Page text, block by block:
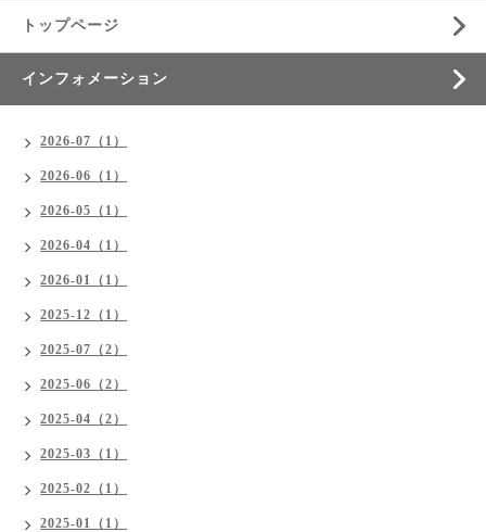
トップページ
インフォメーション
2026-07（1）
2026-06（1）
2026-05（1）
2026-04（1）
2026-01（1）
2025-12（1）
2025-07（2）
2025-06（2）
2025-04（2）
2025-03（1）
2025-02（1）
2025-01（1）